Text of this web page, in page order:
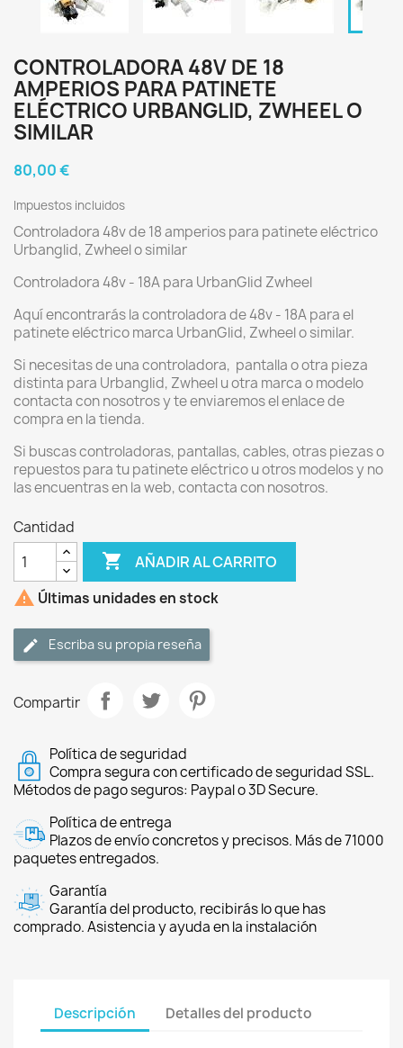
CONTROLADORA 48V DE 18
AMPERIOS PARA PATINETE
ELÉCTRICO URBANGLID, ZWHEEL O
SIMILAR
80,00 €
Impuestos incluidos
Controladora 48v de 18 amperios para patinete eléctrico
Urbanglid, Zwheel o similar
Controladora 48v - 18A para UrbanGlid Zwheel
Aquí encontrarás la controladora de 48v - 18A para el
patinete eléctrico marca UrbanGlid, Zwheel o similar.
Si necesitas de una controladora, pantalla o otra pieza
distinta para Urbanglid, Zwheel u otra marca o modelo
contacta con nosotros y te enviaremos el enlace de
compra en la tienda.
Si buscas controladoras, pantallas, cables, otras piezas o
repuestos para tu patinete eléctrico u otros modelos y no
las encuentras en la web, contacta con nosotros.
Cantidad
 AÑADIR AL CARRITO
 Últimas unidades en stock
Escriba su propia reseña
Compartir
Política de seguridad
Compra segura con certificado de seguridad SSL.
Métodos de pago seguros: Paypal o 3D Secure.
Política de entrega
Plazos de envío concretos y precisos. Más de 71000
paquetes entregados.
Garantía
Garantía del producto, recibirás lo que has
comprado. Asistencia y ayuda en la instalación
Descripción Detalles del producto